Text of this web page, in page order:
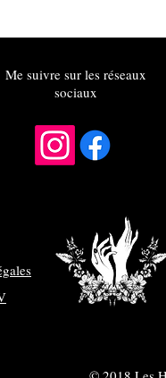
Me suivre sur les réseaux
sociaux